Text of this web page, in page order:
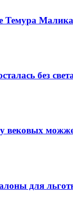
Темура
без
вековых
для